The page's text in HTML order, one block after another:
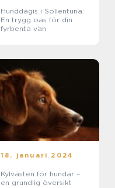
Hunddagis i Sollentuna:
En trygg oas för din
fyrbenta vän
18. januari 2024
Kylvästen för hundar –
en grundlig översikt